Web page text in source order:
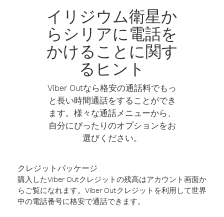
イリジウム衛星か
らシリアに電話を
かけることに関す
るヒント
Viber Outなら格安の通話料でもっ
と長い時間通話をすることができ
ます。様々な通話メニューから、
自分にぴったりのオプションをお
選びください。
クレジットパッケージ
購入したViber Outクレジットの残高はアカウント画面か
らご覧になれます。Viber Outクレジットを利用して世界
中の電話番号に格安で通話できます。